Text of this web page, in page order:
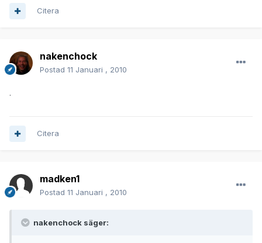
Citera
nakenchock
Postad 11 Januari , 2010
.
Citera
madken1
Postad 11 Januari , 2010
nakenchock säger: